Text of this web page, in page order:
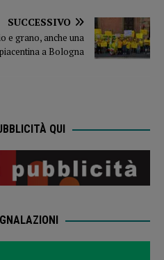
SUCCESSIVO
e grano, anche una
a Bologna
QUI